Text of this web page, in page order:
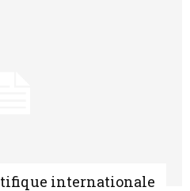
internationale